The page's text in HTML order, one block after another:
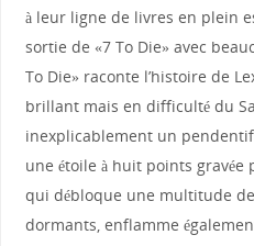
à leur ligne de livres en plein
sortie de «7 To Die» avec
To Die» raconte l’histoire de
brillant mais en difficulté du
inexplicablement un
une étoile à huit points
qui débloque une multitude
dormants, enflamme